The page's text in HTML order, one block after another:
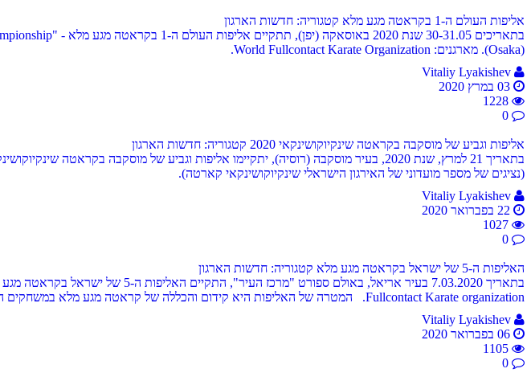
אליפות העולם ה-1 בקראטה מגע מלא
קטגוריה: חדשות הארגון
(Osaka). מארגנים: World Fullcontact Karate Organization.
Vitaliy Lyakishev
03 במרץ 2020
1228
0
אליפות וגביע של מוסקבה בקראטה שינקיוקושינקאי 2020
קטגוריה: חדשות הארגון
(נציגים של מספר מועדוני של האירגון הישראלי שינקיוקושינקאי קארטה).
Vitaliy Lyakishev
22 בפברואר 2020
1027
0
האליפות ה-5 של ישראל בקראטה מגע מלא
קטגוריה: חדשות הארגון
Fullcontact Karate organization. המטרה של האליפות היא קידום והכללה של קראטה מגע מלא במשחקים האולימפיים.
Vitaliy Lyakishev
06 בפברואר 2020
1105
0